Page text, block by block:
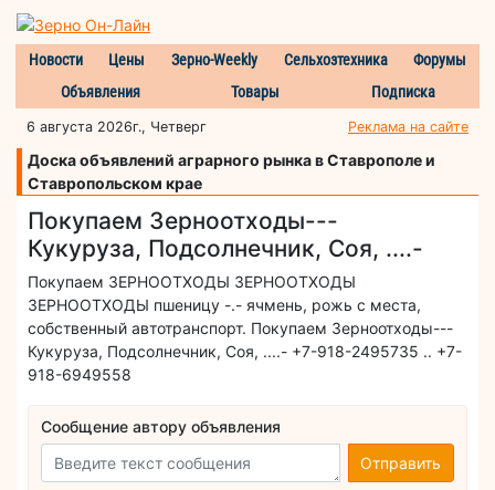
Новости Цены Зерно-Weekly Сельхозтехника
Форумы
Объявления
Товары Подписка
6 августа 2026г., Четверг Реклама на сайте
Доска объявлений аграрного рынка в Ставрополе и
Ставропольском крае
Покупаем Зерноотходы---
Кукуруза, Подсолнечник, Соя, ....-
Покупаем ЗЕРНООТХОДЫ ЗЕРНООТХОДЫ
ЗЕРНООТХОДЫ пшеницу -.- ячмень, рожь с места,
собственный автотранспорт. Покупаем Зерноотходы---
Кукуруза, Подсолнечник, Соя, ....- +7-918-2495735 .. +7-
918-6949558
Сообщение автору объявления
Отправить